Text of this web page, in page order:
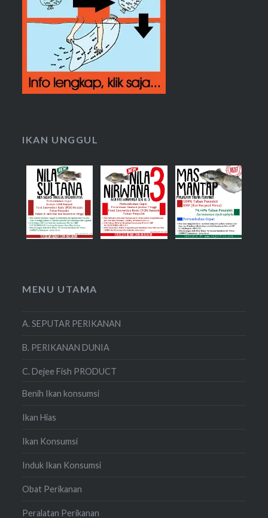
IKAN UNGGUL
MENU UTAMA
A. SEPUTAR PERIKANAN
B. PERIKANAN DUNIA
C. Dejee Fish PRODUCT
Benih Ikan konsumsi
Ikan Hias
Ikan Konsumsi
Induk Ikan Konsumsi
Obat Perikanan
Peralatan Perikanan